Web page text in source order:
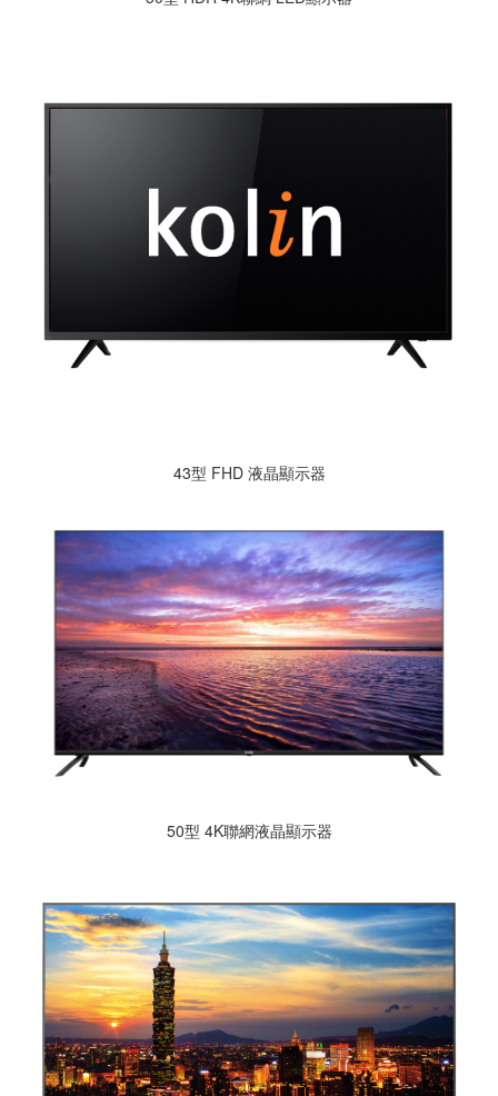
43型 FHD 液晶顯示器
50型 4K聯網液晶顯示器